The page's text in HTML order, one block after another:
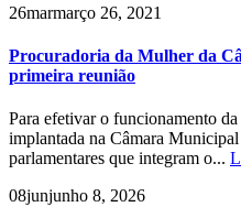
26marmarço 26, 2021
Procuradoria da Mulher da
primeira reunião
Para efetivar o funcionamento
implantada na Câmara
parlamentares que integram o...
08junjunho 8, 2026